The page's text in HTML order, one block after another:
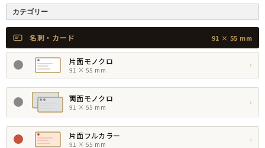
カテゴリー
名刺・カード 91 × 55 mm
片面モノクロ
91 × 55 mm
›
両面モノクロ
91 × 55 mm
›
片面フルカラー
91 × 55 mm
›